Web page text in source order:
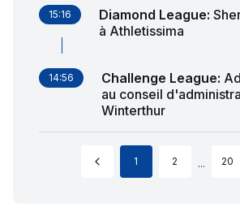
15:16 Diamond League:
à Athletissima
14:56 Challenge League:
au conseil
Winterthur
1 2 ... 20